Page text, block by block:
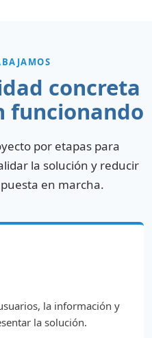
concreta
funcionando
por etapas para
la solución y reducir
en marcha.
la información y
la solución.